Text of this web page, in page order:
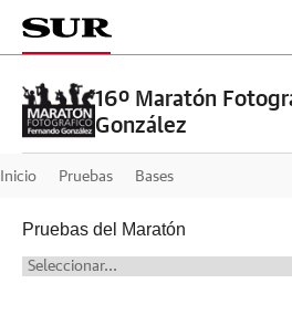
16º Maratón
González
Inicio Pruebas Bases
Pruebas del Maratón